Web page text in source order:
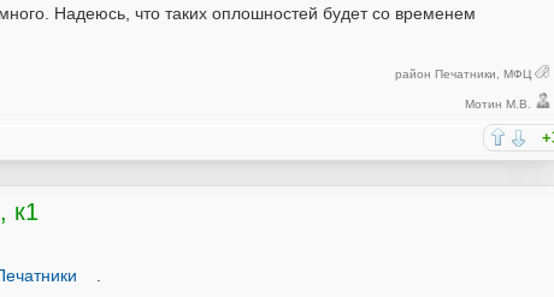
Надеюсь, что таких оплошностей будет со временем
район Печатники МФЦ
Мотин М.В.
к1